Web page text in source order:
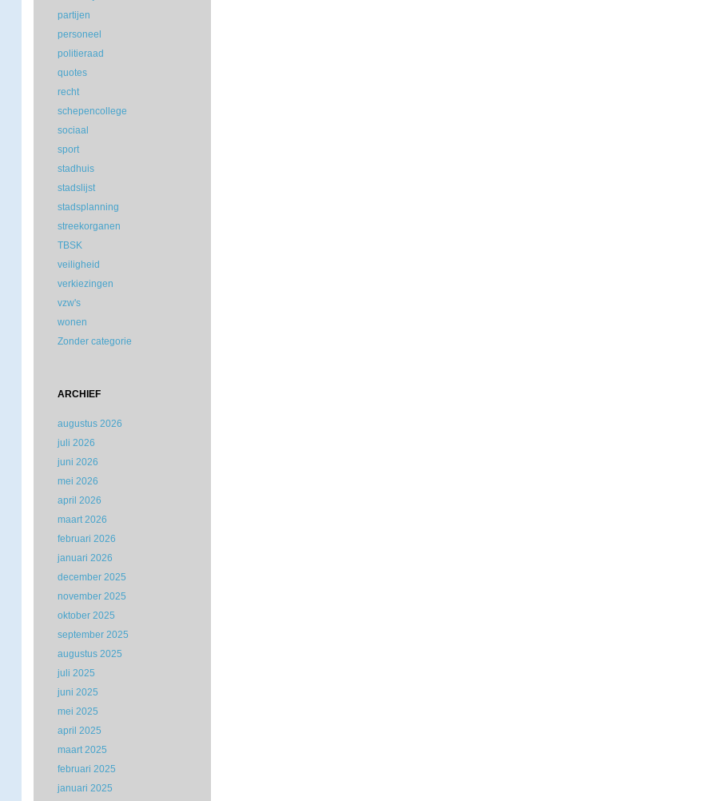
partijen
personeel
politieraad
quotes
recht
schepencollege
sociaal
sport
stadhuis
stadslijst
stadsplanning
streekorganen
TBSK
veiligheid
verkiezingen
vzw's
wonen
Zonder categorie
ARCHIEF
augustus 2026
juli 2026
juni 2026
mei 2026
april 2026
maart 2026
februari 2026
januari 2026
december 2025
november 2025
oktober 2025
september 2025
augustus 2025
juli 2025
juni 2025
mei 2025
april 2025
maart 2025
februari 2025
januari 2025